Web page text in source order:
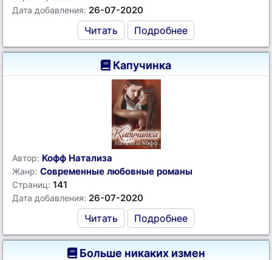
Дата добавления: 26-07-2020
Читать Подробнее
Капучинка
Автор: Кофф Натализа
Жанр: Современные любовные романы
Страниц: 141
Дата добавления: 26-07-2020
Читать Подробнее
Больше никаких измен